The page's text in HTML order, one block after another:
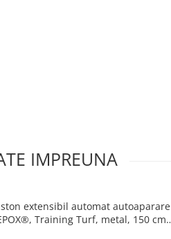
IMPREUNA
extensibil automat autoaparare
Training Turf, metal, 150 cm,